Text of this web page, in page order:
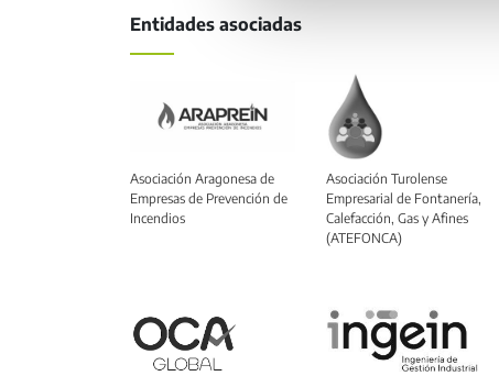
Entidades asociadas
Asociación Aragonesa de
Empresas de Prevención de
Incendios
Asociación Turolense
Empresarial de Fontanería,
Calefacción, Gas y Afines
(ATEFONCA)